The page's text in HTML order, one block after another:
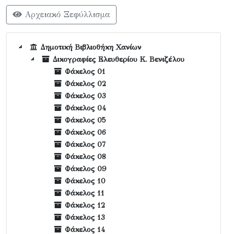
Αρχειακό Ξεφύλλισμα
Δημοτική Βιβλιοθήκη Χανίων
Δικογραφίες Ελευθερίου Κ. Βενιζέλου
Φάκελος 01
Φάκελος 02
Φάκελος 03
Φάκελος 04
Φάκελος 05
Φάκελος 06
Φάκελος 07
Φάκελος 08
Φάκελος 09
Φάκελος 10
Φάκελος 11
Φάκελος 12
Φάκελος 13
Φάκελος 14